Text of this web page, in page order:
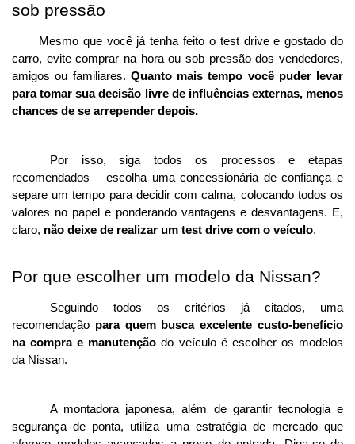
sob pressão
Mesmo que você já tenha feito o test drive e gostado do
carro, evite comprar na hora ou sob pressão dos vendedores,
amigos ou familiares. Quanto mais tempo você puder levar
para tomar sua decisão livre de influências externas, menos
chances de se arrepender depois.
Por isso, siga todos os processos e etapas
recomendados – escolha uma concessionária de confiança e
separe um tempo para decidir com calma, colocando todos os
valores no papel e ponderando vantagens e desvantagens. E,
claro, não deixe de realizar um test drive com o veículo.
Por que escolher um modelo da Nissan?
Seguindo todos os critérios já citados, uma
recomendação para quem busca excelente custo-benefício
na compra e manutenção do veículo é escolher os modelos
da Nissan.
A montadora japonesa, além de garantir tecnologia e
segurança de ponta, utiliza uma estratégia de mercado que